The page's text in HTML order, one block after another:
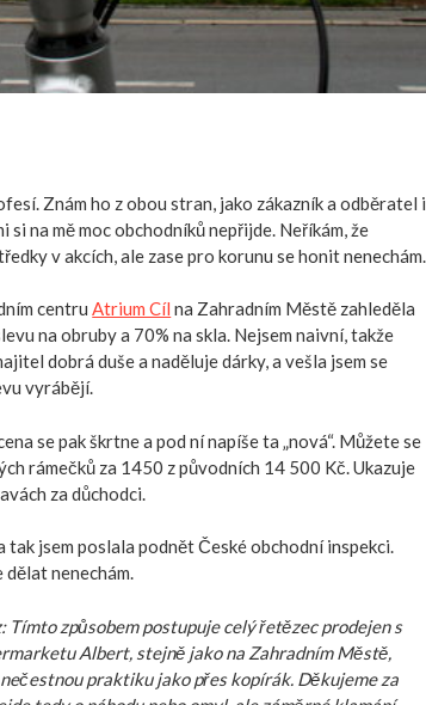
Znám ho z obou stran, jako zákazník a odběratel i
si na mě moc obchodníků nepřijde. Neříkám, že
v akcích, ale zase pro korunu se honit nenechám.
centruAtrium Cíl na Zahradním Městě zahleděla
na obruby a 70% na skla. Nejsem naivní, takže
dobrá duše a naděluje dárky, a vešla jsem se
vyrábějí.
se pak škrtne a pod ní napíše ta „nová“. Můžete se
rámečků za 1450 z původních 14 500 Kč. Ukazuje
za důchodci.
tak jsem poslala podnět České obchodní inspekci.
dělat nenechám.
Tímto způsobem postupuje celý řetězec prodejen s
Albert, stejně jako na Zahradním Městě,
praktiku jako přes kopírák. Děkujeme za